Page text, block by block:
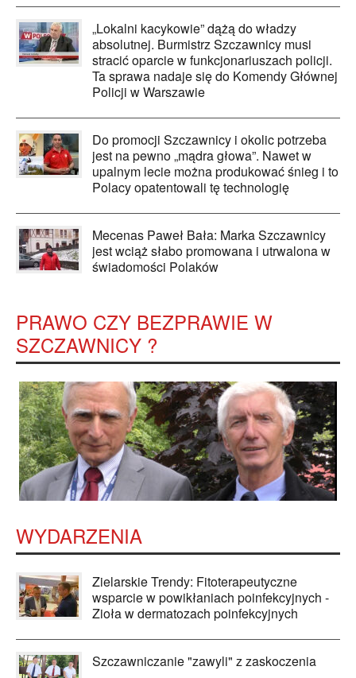
„Lokalni kacykowie” dążą do władzy
absolutnej. Burmistrz Szczawnicy musi
stracić oparcie w funkcjonariuszach policji.
Ta sprawa nadaje się do Komendy Głównej
Policji w Warszawie
Do promocji Szczawnicy i okolic potrzeba
jest na pewno „mądra głowa”. Nawet w
upalnym lecie można produkować śnieg i to
Polacy opatentowali tę technologię
Mecenas Paweł Bała: Marka Szczawnicy
jest wciąż słabo promowana i utrwalona w
świadomości Polaków
PRAWO CZY BEZPRAWIE W
SZCZAWNICY ?
WYDARZENIA
Zielarskie Trendy: Fitoterapeutyczne
wsparcie w powikłaniach poinfekcyjnych -
Zioła w dermatozach poinfekcyjnych
Szczawniczanie "zawyli" z zaskoczenia